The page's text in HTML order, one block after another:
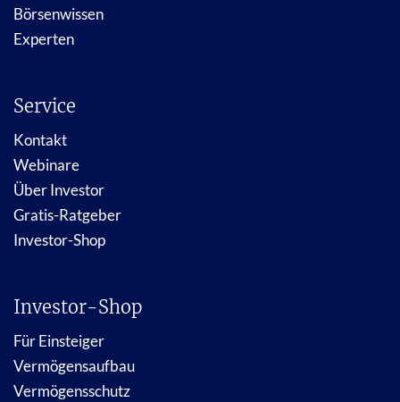
Börsenwissen
Experten
Service
Kontakt
Webinare
Über Investor
Gratis-Ratgeber
Investor-Shop
Investor-Shop
Für Einsteiger
Vermögensaufbau
Vermögensschutz